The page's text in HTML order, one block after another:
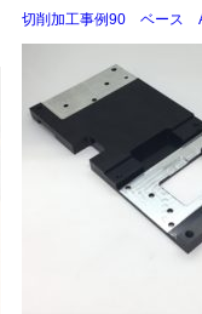
切削加工事例90 ベース